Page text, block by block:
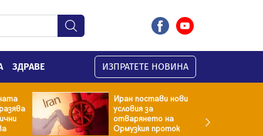
ЗДРАВЕ ИЗПРАТЕТЕ НОВИНА
Иран постави нови
условия за
отварянето на
Ормузкия проток